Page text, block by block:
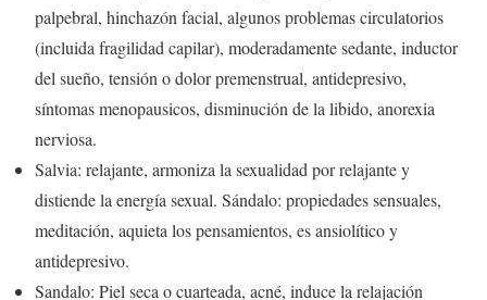
palpebral, hinchazón facial, algunos problemas circulatorios
(incluida fragilidad capilar), moderadamente sedante, inductor
del sueño, tensión o dolor premenstrual, antidepresivo,
síntomas menopausicos, disminución de la libido, anorexia
nerviosa.
Salvia: relajante, armoniza la sexualidad por relajante y
distiende la energía sexual. Sándalo: propiedades sensuales,
meditación, aquieta los pensamientos, es ansiolítico y
antidepresivo.
Sandalo: Piel seca o cuarteada, acné, induce la relajación